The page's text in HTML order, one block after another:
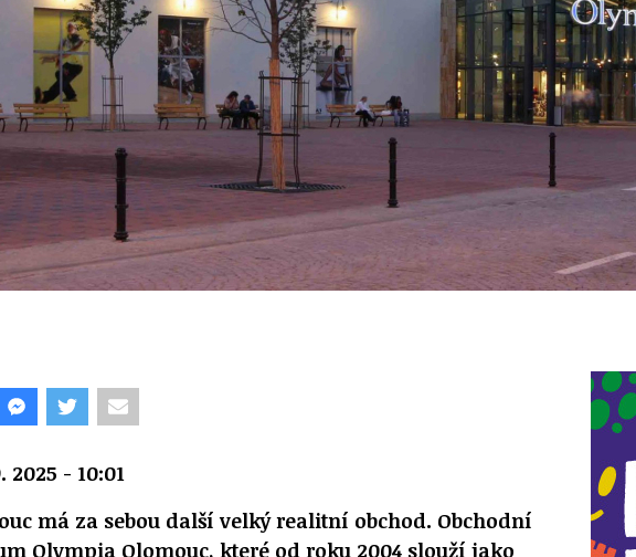
2025 - 10:01
má za sebou další velký realitní obchod. Obchodní
Olympia Olomouc, které od roku 2004 slouží jako